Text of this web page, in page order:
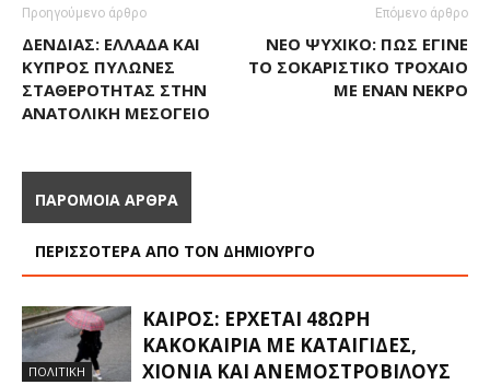
Προηγούμενο άρθρο
ΔΈΝΔΙΑΣ: ΕΛΛΆΔΑ ΚΑΙ
ΚΎΠΡΟΣ ΠΥΛΏΝΕΣ
ΣΤΑΘΕΡΌΤΗΤΑΣ ΣΤΗΝ
ΑΝΑΤΟΛΙΚΉ ΜΕΣΌΓΕΙΟ
Επόμενο άρθρο
ΝΈΟ ΨΥΧΙΚΌ: ΠΏΣ ΈΓΙΝΕ
ΤΟ ΣΟΚΑΡΙΣΤΙΚΌ ΤΡΟΧΑΊΟ
ΜΕ ΈΝΑΝ ΝΕΚΡΌ
ΠΑΡΟΜΟΙΑ ΑΡΘΡΑ
ΠΕΡΙΣΣΟΤΕΡΑ ΑΠΟ ΤΟΝ ΔΗΜΙΟΥΡΓΟ
ΠΟΛΙΤΙΚΗ
ΚΑΙΡΌΣ: ΈΡΧΕΤΑΙ 48ΩΡΗ
ΚΑΚΟΚΑΙΡΊΑ ΜΕ ΚΑΤΑΙΓΊΔΕΣ,
ΧΙΌΝΙΑ ΚΑΙ ΑΝΕΜΟΣΤΡΌΒΙΛΟΥΣ